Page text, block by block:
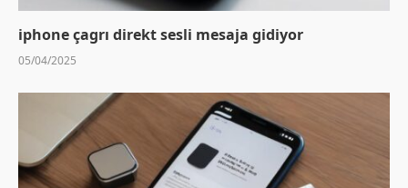
iphone çagrı direkt sesli mesaja gidiyor
05/04/2025